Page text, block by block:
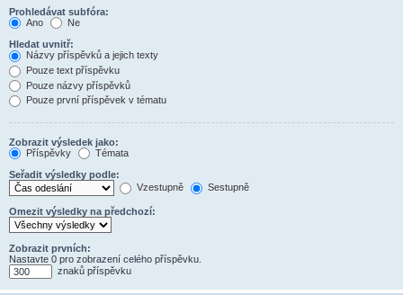
Prohledávat subfóra:
Ano
Ne
Hledat uvnitř:
Názvy příspěvků a jejich texty
Pouze text příspěvku
Pouze názvy příspěvků
Pouze první příspěvek v tématu
Zobrazit výsledek jako:
Příspěvky
Témata
Seřadit výsledky podle:
Vzestupně
Sestupně
Omezit výsledky na předchozí:
Zobrazit prvních:
Nastavte 0 pro zobrazení celého příspěvku.
znaků příspěvku